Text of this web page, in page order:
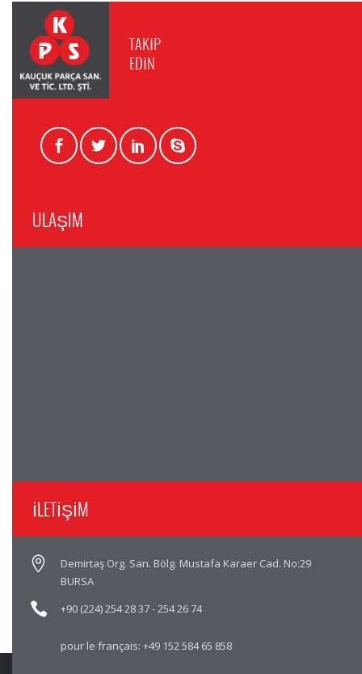
TAKİP
EDİN
ULAŞIM
İLETİŞİM
Demirtaş Org. San. Bölg. Mustafa Karaer Cad. No:29
BURSA
+90 (224) 254 28 37-254 26 74
pour le français: +49 152 584 65 858